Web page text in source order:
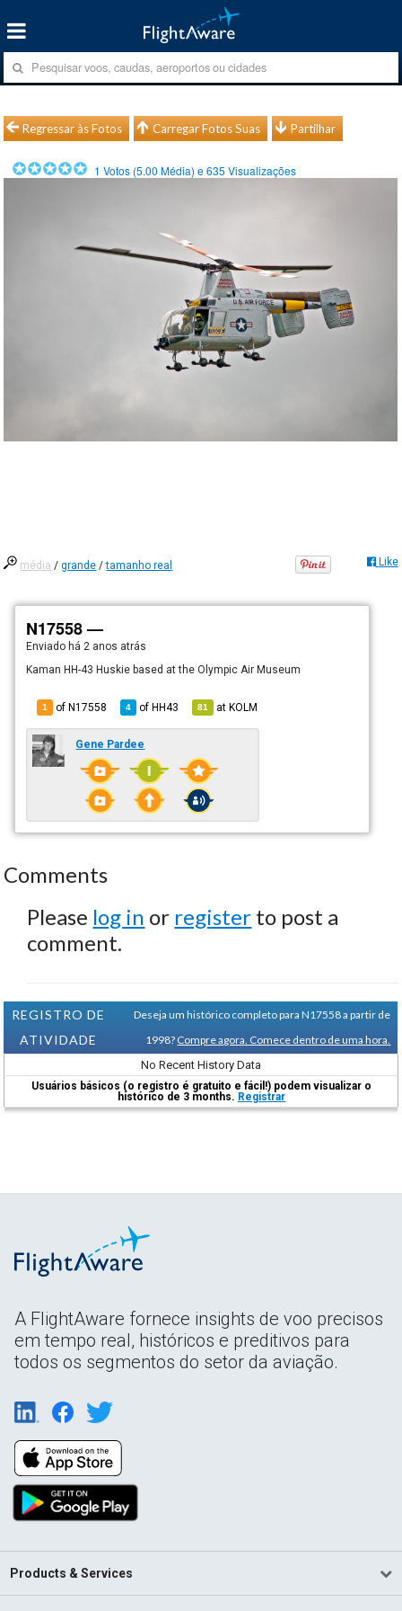
Regressar às Fotos Carregar Fotos Suas Partilhar
1 Votos (5.00 Média) e635 Visualizações
média /grande /tamanho real Like
N17558 —
Enviado há 2 anos atrás
Kaman HH-43 Huskie based at the Olympic Air Museum
1 of N17558 4 ofHH43 81 atKOLM
Gene Pardee
Comments
Please log in or register to post a
comment.
REGISTRO DE
ATIVIDADE
Deseja um histórico completo para N17558 a partir de
1998? Compre agora. Comece dentro de uma hora.
No Recent History Data
Usuários básicos (o registro é gratuito e fácil!) podem visualizar o
histórico de 3 months. Registrar
A FlightAware fornece insights de voo precisos
em tempo real, históricos e preditivos para
todos os segmentos do setor da aviação.
Products & Services